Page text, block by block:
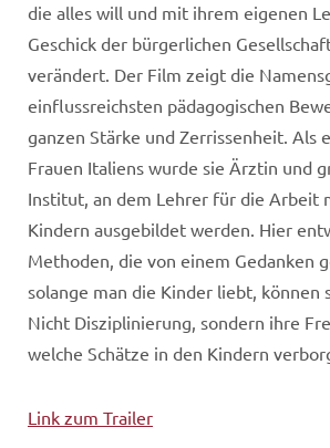
die alles will und mit ihrem eigenen
Geschick der bürgerlichen
verändert. Der Film zeigt die
einflussreichsten pädagogischen
ganzen Stärke und Zerrissenheit. Als
Frauen Italiens wurde sie Ärztin und
Institut, an dem Lehrer für die Arbeit
Kindern ausgebildet werden. Hier
Methoden, die von einem Gedanken
solange man die Kinder liebt, können
Nicht Disziplinierung, sondern ihre
welche Schätze in den Kindern
Link zum Trailer